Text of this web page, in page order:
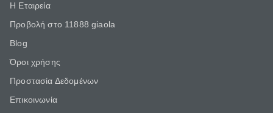
Η Εταιρεία
Προβολή στο 11888 giaola
Blog
Όροι χρήσης
Προστασία Δεδομένων
Επικοινωνία